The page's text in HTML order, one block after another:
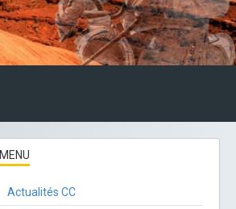
MENU
Actualités CC